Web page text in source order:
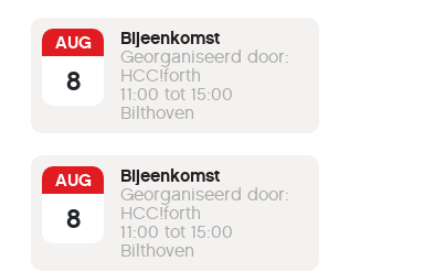
AUG
8
Bijeenkomst
Georganiseerd door:
HCC!forth
11:00 tot 15:00
Bilthoven
AUG
8
Bijeenkomst
Georganiseerd door:
HCC!forth
11:00 tot 15:00
Bilthoven